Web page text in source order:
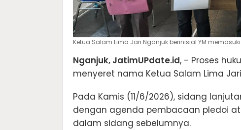
Ketua Salam Lima Jari Nganjuk berinisial YM
Nganjuk, JatimUPdate.id, - Proses
menyeret nama Ketua Salam Lima
Pada Kamis (11/6/2026), sidang
dengan agenda pembacaan pledoi
dalam sidang sebelumnya.